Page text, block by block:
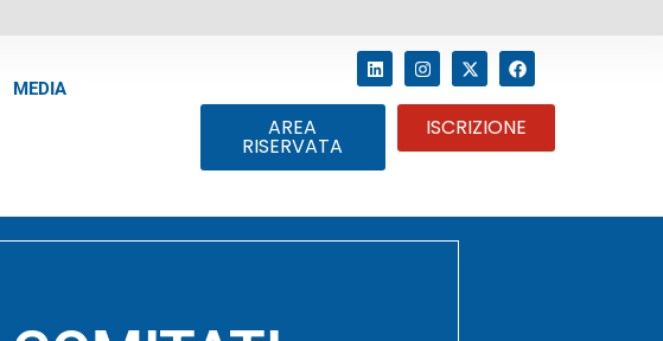
MEDIA
AREA
RISERVATA
ISCRIZIONE